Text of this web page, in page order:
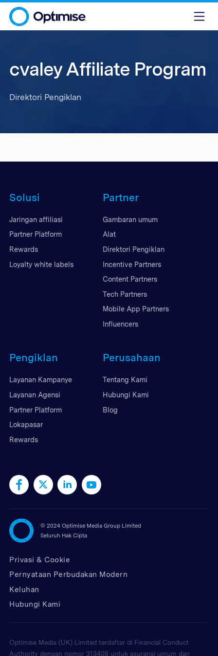
cvaley Affiliate Program
Direktori Pengiklan
Solusi
Jaringan affiliasi
Partner Platform
Rewards
Loyalty white labels
Partner
Gambaran umum
Alat
Direktori Pengiklan
Incentive Partners
Content Partners
Tech Partners
Mobile App Partners
Influencers
Pengiklan
Layanan Kampanye
Layanan Agensi
Partner Platform
Lokapasar
Rewards
Perusahaan
Tentang Kami
Hubungi Kami
Blog
© 2024 Optimise Media Group Limited
Seluruh Hak Cipta
Privasi & Cookie
Pernyataan Perbudakan Modern
Keluhan
Hubungi Kami
Optimise Media (UK) Limited terdaftar di Financial Conduct
Authority dengan nomor 313408 untuk asuransi umum dan